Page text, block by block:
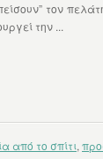
τον
την ...
από το σπίτι,